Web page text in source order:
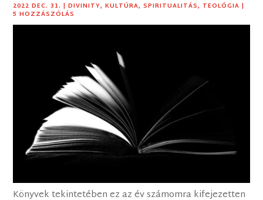
2022 DEC. 31. |DIVINITY,KULTÚRA,SPIRITUALITÁS, TEOLÓGIA |
5 HOZZÁSZÓLÁS
Könyvek tekintetében ez az év számomra kifejezetten